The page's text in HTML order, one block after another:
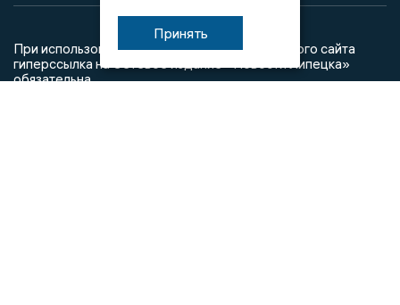
При использовании любого материала с данного сайта
гиперссылка на Сетевое издание «Новости Липецка»
обязательна.
Принять